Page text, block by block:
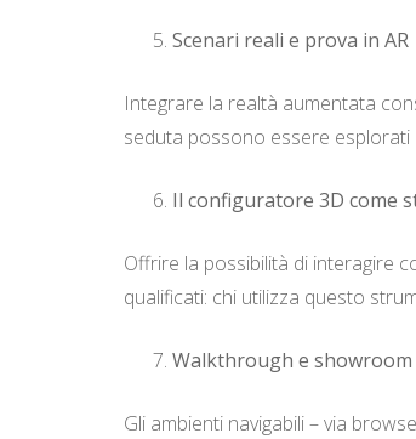
Scenari reali e prova in AR
Integrare la realtà aumentata
seduta possono essere esplorati
Il configuratore 3D come
Offrire la possibilità di interagire
qualificati: chi utilizza questo
Walkthrough e
Gli ambienti navigabili – via